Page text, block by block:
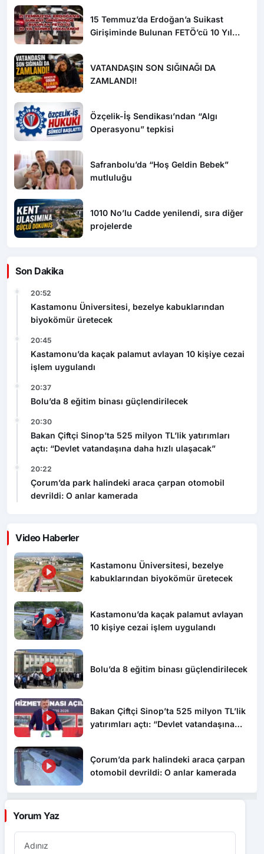
15 Temmuz’da Erdoğan’a Suikast
Girişiminde Bulunan FETÖ’cü 10 Yıl
VATANDAŞIN SON SIĞINAĞI DA
ZAMLANDI!
Özçelik-İş Sendikası’ndan “Algı
Operasyonu” tepkisi
Safranbolu’da “Hoş Geldin Bebek”
mutluluğu
1010 No’lu Cadde yenilendi, sıra diğer
projelerde
Son Dakika
20:52
Kastamonu Üniversitesi, bezelye kabuklarından
biyokömür üretecek
20:45
Kastamonu’da kaçak palamut avlayan 10 kişiye cezai
işlem uygulandı
20:37
Bolu’da 8 eğitim binası güçlendirilecek
20:30
Bakan Çiftçi Sinop’ta 525 milyon TL’lik yatırımları
açtı: “Devlet vatandaşına daha hızlı ulaşacak”
20:22
Çorum’da park halindeki araca çarpan otomobil
devrildi: O anlar kamerada
Video Haberler
Kastamonu Üniversitesi, bezelye
kabuklarından biyokömür üretecek
Kastamonu’da kaçak palamut avlayan
10 kişiye cezai işlem uygulandı
Bolu’da 8 eğitim binası güçlendirilecek
Bakan Çiftçi Sinop’ta 525 milyon TL’lik
yatırımları açtı: “Devlet vatandaşına
Çorum’da park halindeki araca çarpan
otomobil devrildi: O anlar kamerada
Yorum Yaz